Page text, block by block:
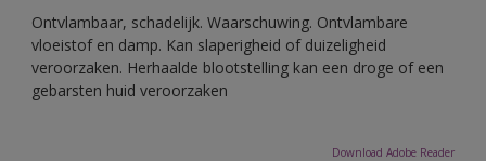
Ontvlambaar, schadelijk. Waarschuwing. Ontvlambare
vloeistof en damp. Kan slaperigheid of duizeligheid
veroorzaken. Herhaalde blootstelling kan een droge of een
gebarsten huid veroorzaken
Download Adobe Reader